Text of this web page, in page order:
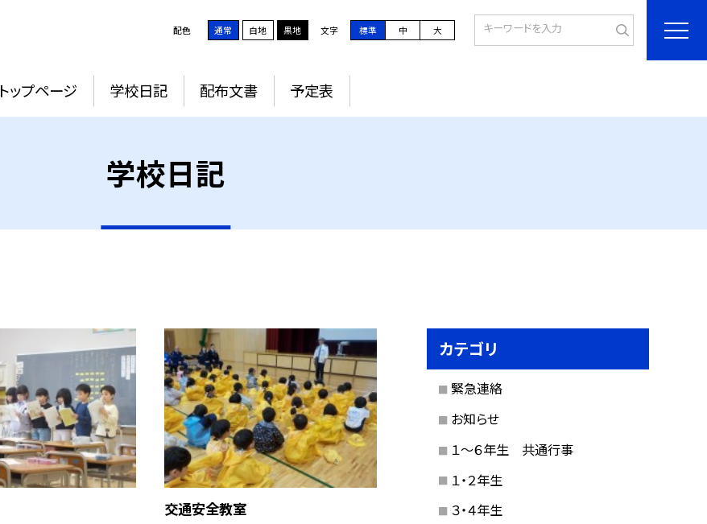
配色 通常 白地 黒地 文字 標準 中 大
トップページ 学校日記 配布文書 予定表
学校日記
交通安全教室
カテゴリ
緊急連絡
お知らせ
１〜６年生 共通行事
１・２年生
３・４年生